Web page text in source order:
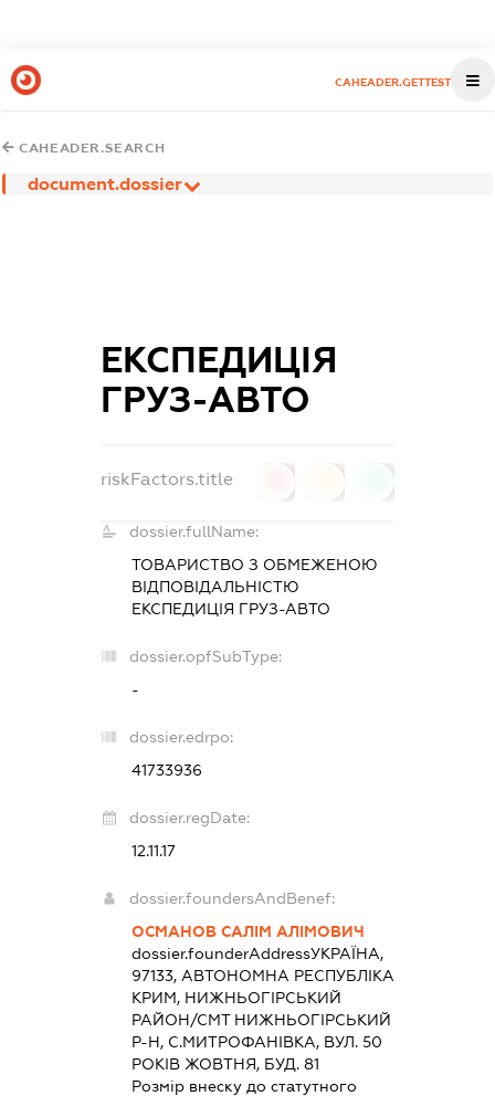
CAHEADER.GETTEST
CAHEADER.SEARCH
document.dossier
ЕКСПЕДИЦІЯ
ГРУЗ-АВТО
riskFactors.title
dossier.fullName:
ТОВАРИСТВО З ОБМЕЖЕНОЮ
ВІДПОВІДАЛЬНІСТЮ
ЕКСПЕДИЦІЯ ГРУЗ-АВТО
dossier.opfSubType:
-
dossier.edrpo:
41733936
dossier.regDate:
12.11.17
dossier.foundersAndBenef:
ОСМАНОВ САЛІМ АЛІМОВИЧ
dossier.founderAddressУКРАЇНА,
97133, АВТОНОМНА РЕСПУБЛІКА
КРИМ, НИЖНЬОГIРСЬКИЙ
РАЙОН/СМТ НИЖНЬОГIРСЬКИЙ
Р-Н, С.МИТРОФАНІВКА, ВУЛ. 50
РОКІВ ЖОВТНЯ, БУД. 81
Розмір внеску до статутного